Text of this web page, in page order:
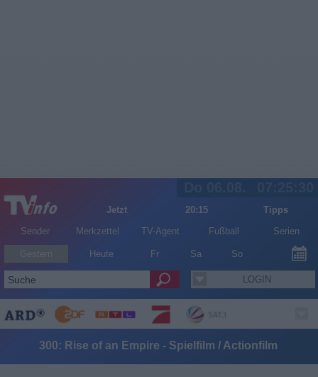
Jetzt 20:15
Tipps
Sender
Merkzettel TV-Agent Fußball Serien
Heute Fr Sa So
LOGIN
300: Rise of an Empire - Spielfilm / Actionfilm